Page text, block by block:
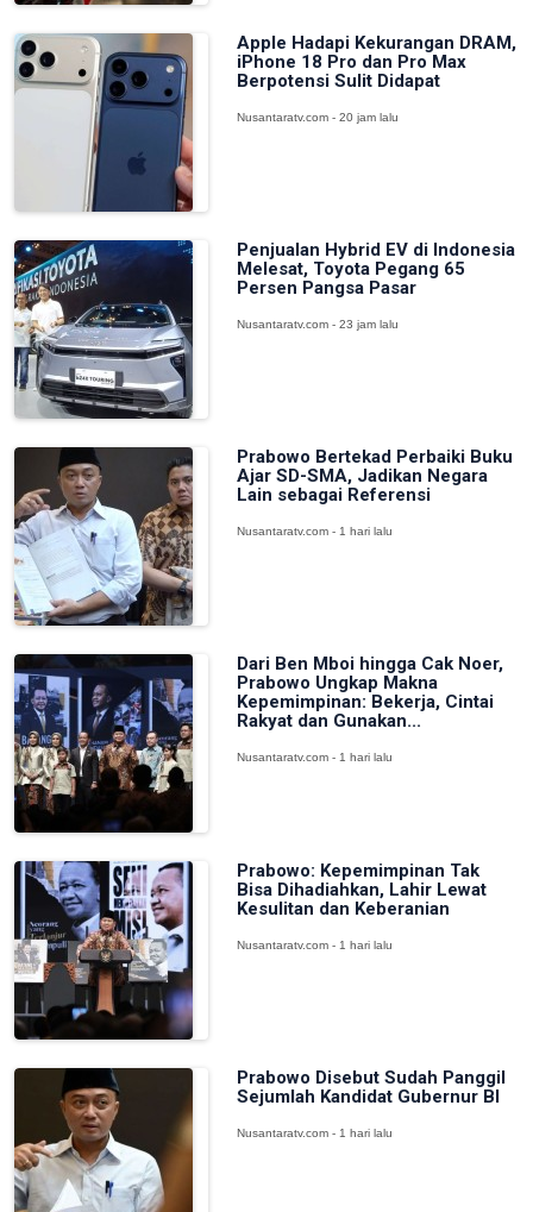
Apple Hadapi Kekurangan DRAM,
iPhone 18 Pro dan Pro Max
Berpotensi Sulit Didapat
Nusantaratv.com - 20 jam lalu
Penjualan Hybrid EV di Indonesia
Melesat, Toyota Pegang 65
Persen Pangsa Pasar
Nusantaratv.com - 23 jam lalu
Prabowo Bertekad Perbaiki Buku
Ajar SD-SMA, Jadikan Negara
Lain sebagai Referensi
Nusantaratv.com - 1 hari lalu
Dari Ben Mboi hingga Cak Noer,
Prabowo Ungkap Makna
Kepemimpinan: Bekerja, Cintai
Rakyat dan Gunakan...
Nusantaratv.com - 1 hari lalu
Prabowo: Kepemimpinan Tak
Bisa Dihadiahkan, Lahir Lewat
Kesulitan dan Keberanian
Nusantaratv.com - 1 hari lalu
Prabowo Disebut Sudah Panggil
Sejumlah Kandidat Gubernur BI
Nusantaratv.com - 1 hari lalu